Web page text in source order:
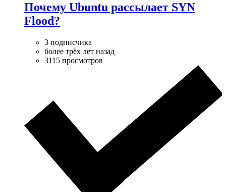
Почему Ubuntu рассылает SYN
Flood?
3 подписчика
более трёх лет назад
3115 просмотров